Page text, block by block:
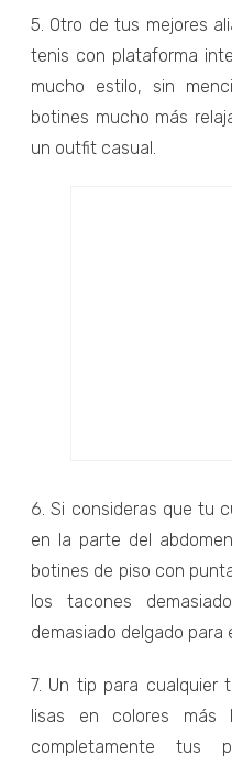
5. Otro de tus mejores
tenis con plataforma
mucho estilo, sin
botines mucho más
un outfit casual.
6. Si consideras que tu
en la parte del
botines de piso con
los tacones
demasiado delgado para
7. Un tip para cualquier
lisas en colores más
completamente tus